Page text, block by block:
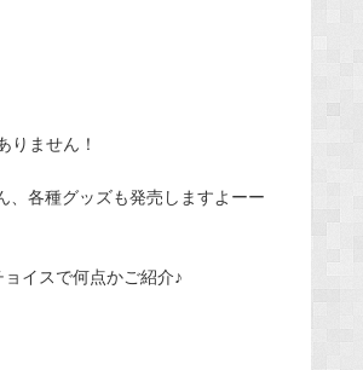
りません！
、各種グッズも発売しますよーー
イスで何点かご紹介♪